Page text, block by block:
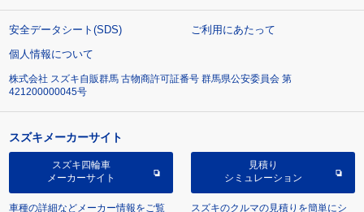
安全データシート(SDS)
ご利用にあたって
個人情報について
株式会社 スズキ自販群馬 古物商許可証番号 群馬県公安委員会 第
421200000045号
スズキメーカーサイト
スズキ四輪車
メーカーサイト
車種の詳細などメーカー情報をご覧
見積り
シミュレーション
スズキのクルマの見積りを簡単にシ